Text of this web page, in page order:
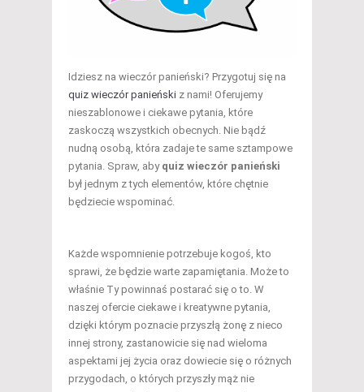
Idziesz na wieczór panieński? Przygotuj się na
quiz wieczór panieński z nami! Oferujemy
nieszablonowe i ciekawe pytania, które
zaskoczą wszystkich obecnych. Nie bądź
nudną osobą, która zadaje te same sztampowe
pytania. Spraw, aby quiz wieczór panieński
był jednym z tych elementów, które chętnie
będziecie wspominać.
Każde wspomnienie potrzebuje kogoś, kto
sprawi, że będzie warte zapamiętania. Może to
właśnie Ty powinnaś postarać się o to. W
naszej ofercie ciekawe i kreatywne pytania,
dzięki którym poznacie przyszłą żonę z nieco
innej strony, zastanowicie się nad wieloma
aspektami jej życia oraz dowiecie się o różnych
przygodach, o których przyszły mąż nie